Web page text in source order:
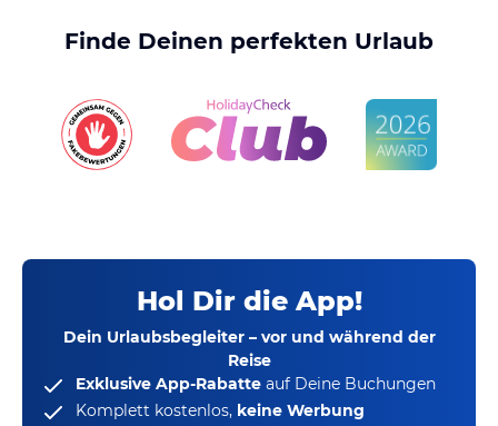
Finde Deinen perfekten Urlaub
Hol Dir die App!
Dein Urlaubsbegleiter – vor und während der
Reise
Exklusive App-Rabatte auf Deine Buchungen
Komplett kostenlos, keine Werbung